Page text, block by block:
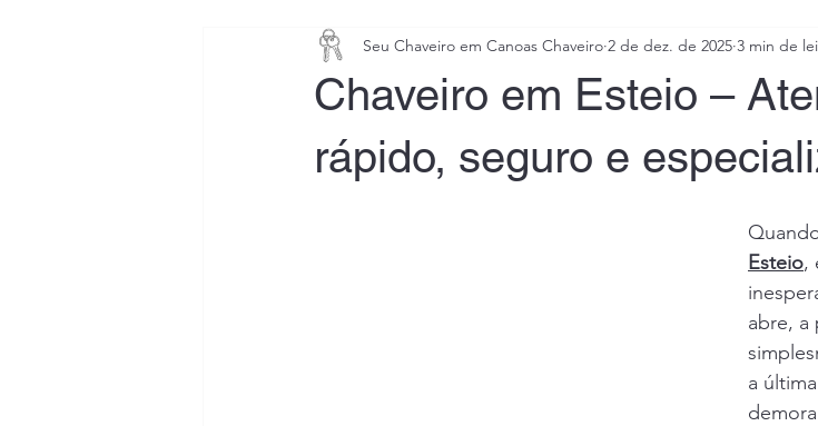
Serviço de emergências Codificação de chaves
Chaveiro em Esteio –
rápido, seguro e
Seu Chaveiro em Canoas Chaveiro 2 de dez. de 2025 3 min de
Esteio,
abre, a
a